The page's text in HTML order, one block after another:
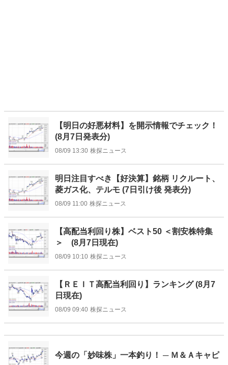
【明日の好悪材料】を開示情報でチェック！
(8月7日発表分)
08/09 13:30 株探ニュース
明日注目すべき【好決算】銘柄 リクルート、
菱ガス化、テルモ (7日引け後 発表分)
08/09 11:00 株探ニュース
【高配当利回り株】ベスト50 ＜割安株特集
＞ (8月7日現在)
08/09 10:10 株探ニュース
【ＲＥＩＴ高配当利回り】ランキング (8月7
日現在)
08/09 09:40 株探ニュース
今週の「妙味株」一本釣り！ ─ Ｍ＆Ａキャピ